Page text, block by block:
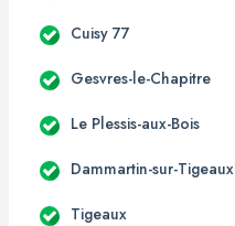
Cuisy 77
Gesvres-le-Chapitre
Le Plessis-aux-Bois
Dammartin-sur-Tigeaux
Tigeaux